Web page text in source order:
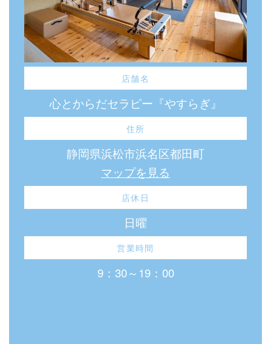
店舗名
心とからだセラピー『やすらぎ』
住所
静岡県浜松市浜名区都田町
マップを見る
店休日
日曜
営業時間
9：30～19：00